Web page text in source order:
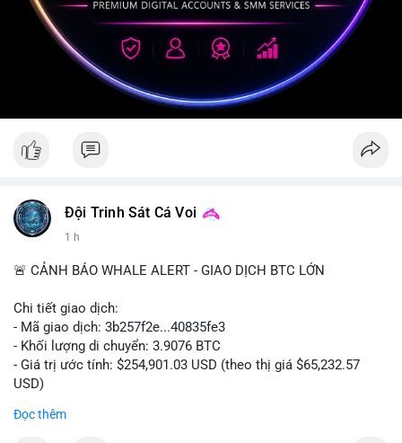
Đội Trinh Sát Cá Voi
1 h
🚨 CẢNH BÁO WHALE ALERT - GIAO DỊCH BTC LỚN
Chi tiết giao dịch:
- Mã giao dịch: 3b257f2e...40835fe3
- Khối lượng di chuyển: 3.9076 BTC
- Giá trị ước tính: $254,901.03 USD (theo thị giá $65,232.57
USD)
Đọc thêm